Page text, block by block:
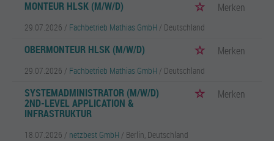
MONTEUR HLSK (M/W/D) Merken
29.07.2026 / Fachbetrieb Mathias GmbH / Deutschland
OBERMONTEUR HLSK (M/W/D) Merken
29.07.2026 / Fachbetrieb Mathias GmbH / Deutschland
SYSTEMADMINISTRATOR (M/W/D)
2ND-LEVEL APPLICATION &
INFRASTRUKTUR
Merken
18.07.2026 / netzbest GmbH / Berlin, Deutschland